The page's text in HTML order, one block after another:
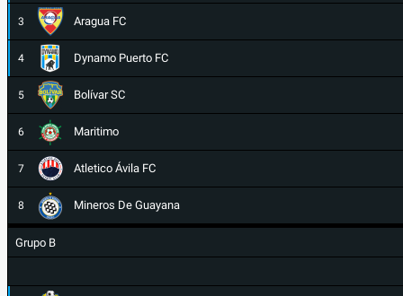
3 Aragua FC
4 Dynamo Puerto FC
5 Bolívar SC
6 Maritimo
7 Atletico Ávila FC
8 Mineros De Guayana
Grupo B